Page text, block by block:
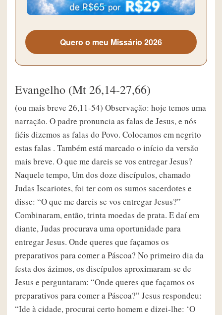
Quero o meu Missário 2026
Evangelho (Mt 26,14-27,66)
(ou mais breve 26,11-54) Observação: hoje temos uma narração. O padre pronuncia as falas de Jesus, e nós fiéis dizemos as falas do Povo. Colocamos em negrito estas falas . Também está marcado o início da versão mais breve. O que me dareis se vos entregar Jesus? Naquele tempo, Um dos doze discípulos, chamado Judas Iscariotes, foi ter com os sumos sacerdotes e disse: “O que me dareis se vos entregar Jesus?” Combinaram, então, trinta moedas de prata. E daí em diante, Judas procurava uma oportunidade para entregar Jesus. Onde queres que façamos os preparativos para comer a Páscoa? No primeiro dia da festa dos ázimos, os discípulos aproximaram-se de Jesus e perguntaram: “Onde queres que façamos os preparativos para comer a Páscoa?” Jesus respondeu: “Ide à cidade, procurai certo homem e dizei-lhe: ‘O Mestre manda dizer: o meu tempo está próximo, vou celebrar a Páscoa em tua casa, junto com meus discípulos’”. Os discípulos fizeram como Jesus mandou e prepararam a Páscoa. Um de vós vai me trair. Ao cair da tarde, Jesus pôs-se à mesa com os doze discípulos. Enquanto comiam, Jesus disse: “Em verdade eu vos digo, um de vós vai me trair”. Eles ficaram muito tristes e, um por um, começaram a lhe perguntar: “Senhor, será que sou eu?” Jesus respondeu: “Quem vai me trair é aquele que comigo põe a mão no prato. O Filho do Homem vai morrer, conforme diz a Escritura a respeito dele. Contudo, ai daquele que trair o Filho do Homem! Seria melhor que nunca tivesse nascido!” Então Judas, o traidor, perguntou: “Mestre, serei eu?” Jesus lhe respondeu: “Tu o dizes”. Isto é o meu corpo. Isto é o meu sangue. Enquanto comiam, Jesus tomou um pão e, tendo pronunciado a bênção, partiu-o, distribuiu-o aos discípulos, e disse: “Tomai e comei, isto é o meu corpo”. Em seguida, tomou um cálice, deu graças e entregou-lhes, dizendo: “Bebei dele todos. Pois isto é o meu sangue, o sangue da aliança, que é derramado em favor de muitos, para remissão dos pecados. Eu vos digo: de hoje em diante não beberei deste fruto da videira, até ao dia em que, convosco, beberei o vinho novo no Reino do meu Pai”. Depois de terem cantado salmos, foram para o monte das Oliveiras. Ferirei o pastor e as ovelhas do rebanho se dispersarão. Então Jesus disse aos discípulos: “Esta noite, vós ficareis decepcionados por minha causa. Pois assim diz a Escritura: ‘Ferirei o pastor e as ovelhas do rebanho se dispersarão’. Mas, depois de ressuscitar, eu irei à vossa frente para a Galileia”. Disse Pedro a Jesus: “Ainda que todos fiquem decepcionados por tua causa, eu jamais ficarei”. Jesus lhe declarou: “Em verdade eu te digo, que, esta noite, antes que o galo cante, tu me negarás três vezes”. Pedro respondeu: “Ainda que eu tenha de morrer contigo, mesmo assim não te negarei”. E todos os discípulos disseram a mesma coisa. Começou a ficar triste e angustiado. Então Jesus foi com eles a um lugar chamado Getsêmani, e disse: “Sentai-vos aqui, enquanto eu vou até ali para rezar!” Jesus levou consigo Pedro e os dois filhos de Zebedeu, e começou a ficar triste e angustiado. Então Jesus lhes disse: “Minha alma está triste até à morte. Ficai aqui e vigiai comigo!” Jesus foi um pouco mais adiante, prostrou-se com o rosto por terra e rezou: “Meu Pai, se é possível, afaste-se de mim este cálice. Contudo, não seja feito como eu quero, mas sim como tu queres”. Voltando para junto dos discípulos, Jesus encontrou-os dormindo, e disse a Pedro: “Vós não fostes capazes de fazer uma hora de vigília comigo? Vigiai e rezai, para não cairdes em tentação; pois o espírito está pronto, mas a carne é fraca”. Jesus se afastou pela segunda vez e rezou: “Meu Pai, se este cálice não pode passar sem que eu o beba, seja feita a tua vontade!” Ele voltou de novo e encontrou os discípulos dormindo, porque seus olhos estavam pesados de sono. Deixando-os, Jesus afastou-se e rezou pela terceira vez, repetindo as mesmas palavras. Então voltou para junto dos discípulos e disse: “Agora podeis dormir e descansar. Eis que chegou a hora e o Filho do Homem é entregue nas mãos dos pecadores. Levantai-vos! Vamos! Aquele que me vai trair, já está chegando”. Lançaram as mãos sobre Jesus e o prenderam. Jesus ainda falava, quando veio Judas, um dos Doze, com uma grande multidão armada de espadas e paus. Vinham a mandado dos sumos sacerdotes e dos anciãos do povo. O traidor tinha combinado com eles um sinal, dizendo: “Jesus é aquele que eu beijar; prendei-o!” Judas, logo se aproximou de Jesus, dizendo: “Salve, Mestre!” E beijou-o. Jesus lhe disse: “Amigo, a que vieste?” Então os outros avançaram lançaram as mãos sobre Jesus e o prenderam. Nesse momento, um dos que estavam com Jesus estendeu a mão, puxou a espada, e feriu o servo do Sumo Sacerdote, cortando-lhe a orelha. Jesus, porém, lhe disse: “Guarda a espada na bainha! pois todos os que usam a espada pela espada morrerão. Ou pensas que eu não poderia recorrer ao meu Pai e ele me mandaria logo mais de doze legiões de anjos? Então, como se cumpririam as Escrituras, que dizem que isso deve acontecer?” E, naquela hora, Jesus disse à multidão: “Vós viestes com espadas e paus para me prender, como se eu fosse um assaltante. Todos os dias, no Templo, eu me sentava para ensinar, e vós não me prendestes”. Porém, tudo isto aconteceu para se cumprir o que os profetas escreveram. Então todos os discípulos, abandonando Jesus, fugiram. Vereis o Filho do Homem sentado à direita do Todo-poderoso. Aqueles que prenderam Jesus levaram-no à casa do Sumo Sacerdote Caifás, onde estavam reunidos os mestres da Lei e os anciãos. Pedro seguiu Jesus de longe até o pátio interno da casa do Sumo Sacerdote. Entrou e sentou-se com os guardas para ver como terminaria tudo aquilo. Ora, os sumos sacerdotes e todo o Sinédrio procuravam um falso testemunho contra Jesus, a fim de condená-lo à morte. E nada encontraram, embora se apresentassem muitas falsas testemunhas. Por fim, vieram duas testemunhas, que afirmaram: “Este homem declarou: ‘posso destruir o Templo de Deus e construí-lo de novo em três dias’”. Então o Sumo Sacerdote levantou-se e perguntou a Jesus: “Nada tens a responder ao que estes testemunham contra ti?” Jesus, porém, continuava calado. E o Sumo Sacerdote lhe disse: “Eu te conjuro pelo Deus vivo que nos digas se tu és o Messias, o Filho de Deus”. Jesus respondeu: “Tu o dizes. Além disso, eu vos digo que de agora em diante vereis o Filho do Homem sentado à direita do Todo-poderoso, vindo sobre as nuvens do céu”. Então o sumo sacerdote rasgou suas vestes e disse: “Blasfemou! Que necessidade temos ainda de testemunhas? Pois agora mesmo vós ouvistes a blasfêmia. Que vos parece?” Responderam: “É réu de morte!” Então cuspiram no rosto de Jesus e o esbofetearam. Outros lhe deram bordoadas, dizendo: “Faze-nos uma profecia, Cristo, quem foi que te bateu?” Antes que o galo cante, tu me negarás três vezes. Pedro estava sentado fora, no pátio. Uma criada chegou perto dele e disse: “Tu também estavas com Jesus, o Galileu!” Mas ele negou diante de todos: “Não sei o que tu estás dizendo”. E saiu para a entrada do pátio. Então uma outra criada viu Pedro e disse aos que estavam ali: “Este também estava com Jesus, o Nazareno”. Pedro negou outra vez, jurando: “Nem conheço esse homem!” Pouco depois, os que estavam ali aproximaram-se de Pedro e disseram: “É claro que tu também és um deles, pois o teu modo de falar te denuncia”. Pedro começou a maldizer e a jurar, dizendo que não conhecia esse homem!” E nesse instante o galo cantou. Pedro se lembrou do que Jesus tinha dito: “Antes que o galo cante, tu me negarás três vezes”. E saindo dali, chorou amargamente. Entregaram Jesus a Pilatos, o governador. De manhã cedo, todos os sumos sacerdotes e os anciãos do povo convocaram um conselho contra Jesus, para condená-lo à morte. Eles o amarraram, levaram-no e o entregaram a Pilatos, o governador. Não é lícito colocá-las no tesouro porque é preço de sangue. Então Judas, o traidor, ao ver que Jesus fora condenado, ficou arrependido e foi devolver as trinta moedas de prata aos sumos sacerdotes e aos anciãos, dizendo: “Pequei, entregando à morte um homem inocente”. Eles responderam: “O que temos nós com isso? O problema é teu”. Judas jogou as moedas no santuário, saiu e foi se enforcar. Recolhendo as moedas, os sumos sacerdotes disseram: “É contra a Lei colocá-las no tesouro do Templo, porque é preço de sangue”. Então discutiram em conselho e compraram com elas o Campo do Oleiro, para aí fazer o cemitério dos estrangeiros. É por isso que aquele campo até hoje é chamado de “Campo de Sangue”. Assim se cumpriu o que tinha dito o profeta Jeremias: “Eles pegaram as trinta moedas de prata - preço do Precioso, preço com que os filhos de Israel o avaliaram - e as deram em troca do Campo do Oleiro, conforme o Senhor me ordenou!” (Início breve) Tu és o rei dos judeus? Jesus foi posto diante do governador, e este o interrogou: “Tu és o rei dos judeus?” Jesus declarou: “É como dizes”, e nada respondeu, quando foi acusado pelos sumos sacerdotes e anciãos. Então Pilatos perguntou: “Não estás ouvindo de quanta coisa eles te acusam?” Mas Jesus não respondeu uma só palavra, e o governador ficou muito impressionado. Na festa da Páscoa, o governador costumava soltar o prisioneiro que a multidão quisesse. Naquela ocasião, tinham um prisioneiro famoso, chamado Barrabás. Então Pilatos perguntou à multidão reunida: “Quem vós quereis que eu solte: Barrabás, ou Jesus, a quem chamam de Cristo?” Pilatos bem sabia que eles haviam entregado Jesus por inveja. Enquanto Pilatos estava sentado no tribunal, sua mulher mandou dizer a ele: “Não te envolvas com esse justo! Porque esta noite, em sonho, sofri muito por causa dele”. 20 Porém, os sumos sacerdotes e os anciãos convenceram as multidões para que pedissem Barrabás e que fizessem Jesus morrer. O governador tornou a perguntar: “Qual dos dois quereis que eu solte?” Eles gritaram: ” Barrabás ”. Pilatos perguntou: “Que farei com Jesus, que chamam de Cristo?” Todos gritaram: “Seja crucificado!” Pilatos falou: “Mas,